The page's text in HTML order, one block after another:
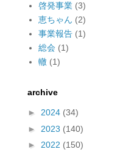
啓発事業 (3)
恵ちゃん (2)
事業報告 (1)
総会 (1)
轍 (1)
archive
► 2024 (34)
► 2023 (140)
► 2022 (150)